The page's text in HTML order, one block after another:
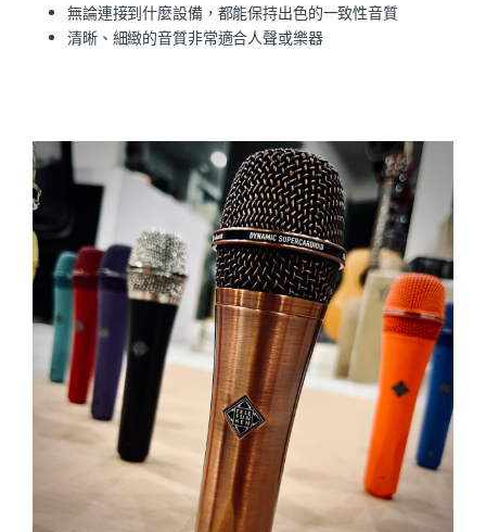
無論連接到什麼設備，都能保持出色的一致性音質
清晰、細緻的音質非常適合人聲或樂器​